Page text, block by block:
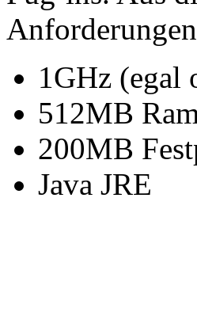
1GHz (egal
512MB Ram
200MB
Java JRE